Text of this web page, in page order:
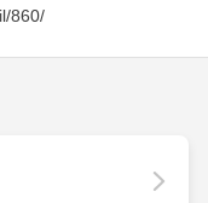
860/